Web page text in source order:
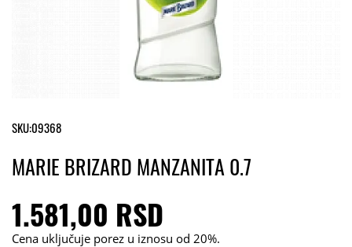
SKU:09368
MARIE BRIZARD MANZANITA 0.7
1.581,00 RSD
Cena uključuje porez u iznosu od 20%.